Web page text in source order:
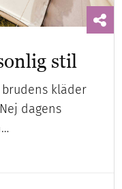
stil
kläder
dagens